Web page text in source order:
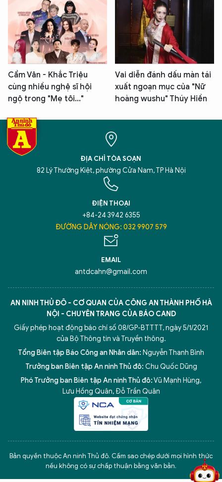
Cẩm Vân - Khắc Triệu
cùng nhiều nghệ sĩ hội
ngộ trong "Mẹ tôi..."
Vai diễn đánh dấu màn tái
xuất ngoạn mục của "Nữ
hoàng wushu" Thúy Hiền
ĐỊA CHỈ TÒA SOẠN
82 Lý Thường Kiệt, phường Cửa Nam, TP Hà Nội
ĐIỆN THOẠI
+84-24 3942 6355
ĐƯỜNG DÂY NÓNG: 032 9907 579
EMAIL
antdcahn@gmail.com
AN NINH THỦ ĐÔ - CƠ QUAN CỦA CÔNG AN THÀNH PHỐ HÀ
NỘI - CHUYÊN TRANG CỦA BÁO CAND
Giấy phép hoạt động báo chí số 08/GP-BTTTT, ngày 5/1/2021
của Bộ Thông tin và Truyền thông.
Tổng Biên tập Báo Công an Nhân dân: Nguyễn Thanh Bình
Trưởng ban Biên tập An ninh Thủ đô: Chu Quốc Dũng
Phó Trưởng ban Biên tập An ninh Thủ đô:Vũ Mạnh Hùng,
Lưu Hồng Quân, Đỗ Trần Quân
Bản quyền thuộc An ninh Thủ đô. Cấm sao chép dưới mọi hình thức
nếu không có sự chấp thuận bằng văn bản.
5 điểm nghẽn của Hà Nội giải pháp xử lý điểm nghẽn của